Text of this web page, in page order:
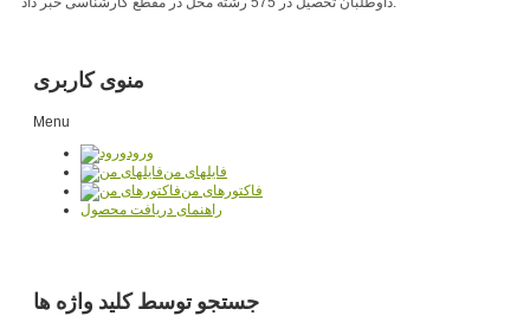
منوی کاربری
Menu
ورود
فایلهای من
فاکتورهای من
راهنمای دریافت محصول
جستجو توسط کلید واژه ها